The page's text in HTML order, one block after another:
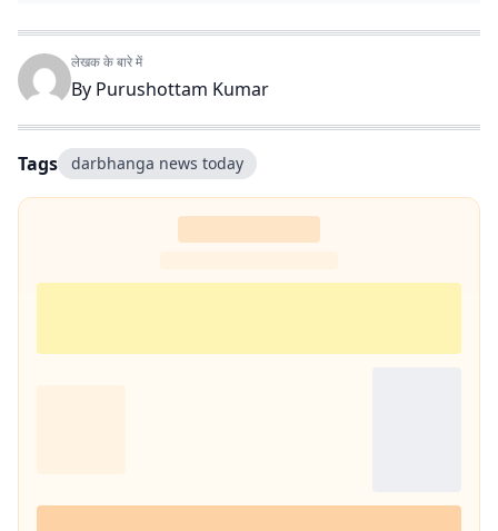
लेखक के बारे में
By Purushottam Kumar
Tags darbhanga news today